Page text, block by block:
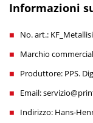
Informazioni
No. art.:
Marchio
Produttore: PPS.
Email:
Indirizzo: Hans-